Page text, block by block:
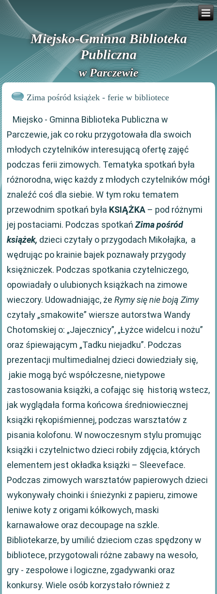
Miejsko-Gminna Biblioteka
Publiczna
w Parczewie
Zima pośród książek - ferie w bibliotece
Miejsko - Gminna Biblioteka Publiczna w
Parczewie, jak co roku przygotowała dla swoich
młodych czytelników interesującą ofertę zajęć
podczas ferii zimowych. Tematyka spotkań była
różnorodna, więc każdy z młodych czytelników mógł
znaleźć coś dla siebie. W tym roku tematem
przewodnim spotkań była KSIĄŻKA – pod różnymi
jej postaciami. Podczas spotkańZima pośród
książek, dzieci czytały o przygodach Mikołajka, a
wędrując po krainie bajek poznawały przygody
księżniczek. Podczas spotkania czytelniczego,
opowiadały o ulubionych książkach na zimowe
wieczory. Udowadniając, żeRymy się nie boją Zimy
czytały „smakowite” wiersze autorstwa Wandy
Chotomskiej o: „Jajecznicy”, „Łyżce widelcu i nożu”
oraz śpiewającym „Tadku niejadku”. Podczas
prezentacji multimedialnej dzieci dowiedziały się,
jakie mogą być współczesne, nietypowe
zastosowania książki, a cofając się historią wstecz,
jak wyglądała forma końcowa średniowiecznej
książki rękopiśmiennej, podczas warsztatów z
pisania kolofonu. W nowoczesnym stylu promując
książki i czytelnictwo dzieci robiły zdjęcia, których
elementem jest okładka książki – Sleeveface.
Podczas zimowych warsztatów papierowych dzieci
wykonywały choinki i śnieżynki z papieru, zimowe
leniwe koty z origami kółkowych, maski
karnawałowe oraz decoupage na szkle.
Bibliotekarze, by umilić dzieciom czas spędzony w
bibliotece, przygotowali różne zabawy na wesoło,
gry - zespołowe i logiczne, zgadywanki oraz
konkursy. Wiele osób korzystało również z